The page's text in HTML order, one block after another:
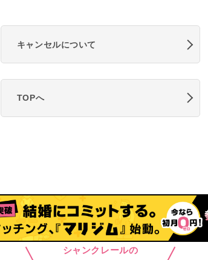
キャンセルについて
TOPへ
シャンクレールの